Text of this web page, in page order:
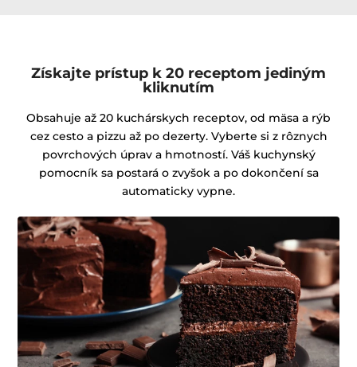
Získajte prístup k 20 receptom jediným
kliknutím
Obsahuje až 20 kuchárskych receptov, od mäsa a rýb
cez cesto a pizzu až po dezerty. Vyberte si z rôznych
povrchových úprav a hmotností. Váš kuchynský
pomocník sa postará o zvyšok a po dokončení sa
automaticky vypne.